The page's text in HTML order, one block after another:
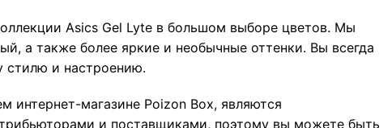
Asics Gel Lyte в большом выборе цветов. Мы
а также более яркие и необычные оттенки. Вы всегда
стилю и настроению.
интернет-магазине Poizon Box, являются
и поставщиками, поэтому вы можете быть